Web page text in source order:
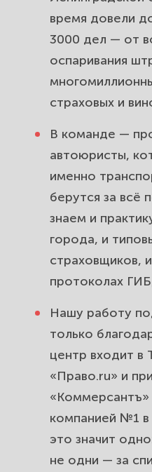
и из чего
Гарантии,
почему
доверяют
Частые
автоюристу.
время довели
3000 дел — от
оспаривания
страховых и
В команде —
автоюристы,
именно
берутся за всё
знаем и
города, и
страховщиков,
протоколах
Нашу работу
только
центр входит в
«Право.ru» и
компанией №1 в
это значит
не одни — за